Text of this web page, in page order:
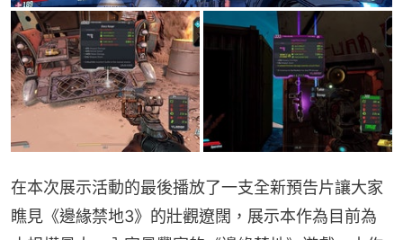
在本次展示活動的最後播放了一支全新預告片讓大家
瞧見《邊緣禁地3》的壯觀遼闊，展示本作為目前為